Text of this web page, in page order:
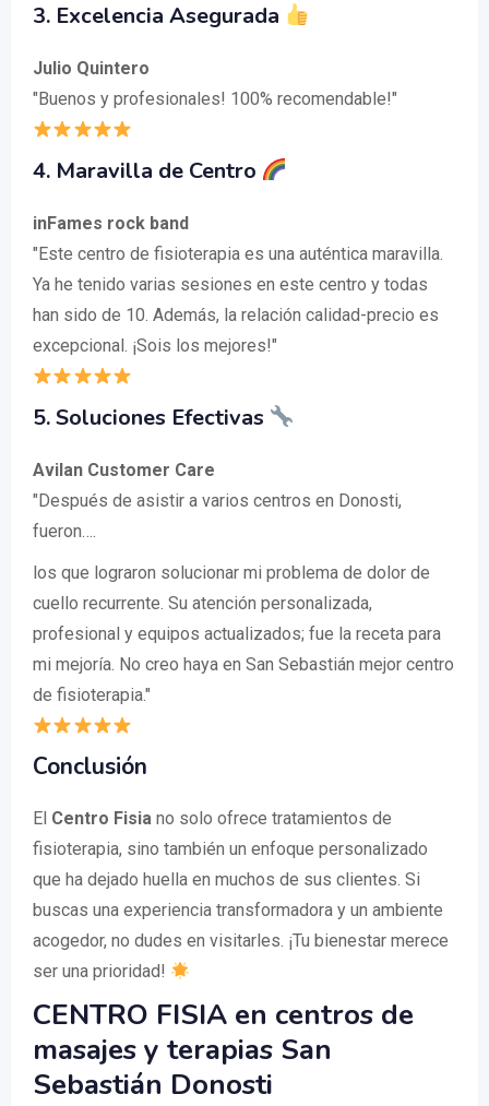
3. Excelencia Asegurada
Julio Quintero
"Buenos y profesionales! 100% recomendable!"
4. Maravilla de Centro
inFames rock band
"Este centro de fisioterapia es una auténtica maravilla.
Ya he tenido varias sesiones en este centro y todas
han sido de 10. Además, la relación calidad-precio es
excepcional. ¡Sois los mejores!"
5. Soluciones Efectivas
Avilan Customer Care
"Después de asistir a varios centros en Donosti,
fueron….
los que lograron solucionar mi problema de dolor de
cuello recurrente. Su atención personalizada,
profesional y equipos actualizados; fue la receta para
mi mejoría. No creo haya en San Sebastián mejor centro
de fisioterapia."
Conclusión
El Centro Fisia no solo ofrece tratamientos de
fisioterapia, sino también un enfoque personalizado
que ha dejado huella en muchos de sus clientes. Si
buscas una experiencia transformadora y un ambiente
acogedor, no dudes en visitarles. ¡Tu bienestar merece
ser una prioridad!
CENTRO FISIA en centros de
masajes y terapias San
Sebastián Donosti